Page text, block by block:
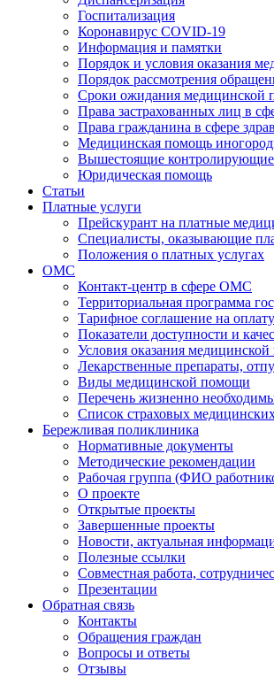
Госпитализация
Коронавирус COVID-19
Информация и памятки
Порядок и условия оказания
Порядок рассмотрения
Сроки ожидания медицинской
Права застрахованных лиц в
Права гражданина в сфере
Медицинская помощь
Вышестоящие контролирующие
Юридическая помощь
Статьи
Платные услуги
Прейскурант на платные
Специалисты, оказывающие
Положения о платных услугах
ОМС
Контакт-центр в сфере ОМС
Территориальная программа
Тарифное соглашение на
Показатели доступности и
Условия оказания
Лекарственные препараты,
Виды медицинской помощи
Перечень жизненно
Список страховых
Бережливая поликлиника
Нормативные документы
Методические рекомендации
Рабочая группа (ФИО
О проекте
Открытые проекты
Завершенные проекты
Новости, актуальная
Полезные ссылки
Совместная работа,
Презентации
Обратная связь
Контакты
Обращения граждан
Вопросы и ответы
Отзывы